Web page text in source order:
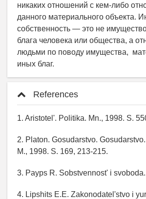
никаких отношений с кем-либо
данного материального объекта.
собственность — это не
блага человека или общества, а
людьми по поводу имущества,
иных благ.
References
1. Aristotel'. Politika. Mn., 1998. S.
2. Platon. Gosudarstvo.
M., 1998. S. 169, 213-215.
3. Payps R. Sobstvennost' i
4. Lipshits E.E. Zakonodatel'stvo i